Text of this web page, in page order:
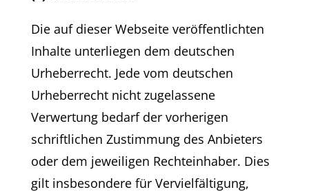
Die auf dieser Webseite veröffentlichten
Inhalte unterliegen dem deutschen
Urheberrecht. Jede vom deutschen
Urheberrecht nicht zugelassene
Verwertung bedarf der vorherigen
schriftlichen Zustimmung des Anbieters
oder dem jeweiligen Rechteinhaber. Dies
gilt insbesondere für Vervielfältigung,